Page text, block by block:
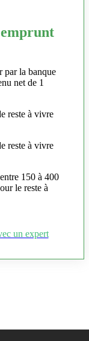
par la banque
net de 1
reste à vivre
reste à vivre
150 à 400
le reste à
un expert